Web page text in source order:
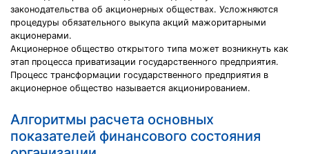
законодательства об акционерных обществах. Усложняются
процедуры обязательного выкупа акций мажоритарными
акционерами.
Акционерное общество открытого типа может возникнуть как
этап процесса приватизации государственного предприятия.
Процесс трансформации государственного предприятия в
акционерное общество называется акционированием.
Алгоритмы расчета основных
показателей финансового состояния